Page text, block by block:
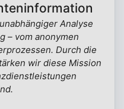
Analyse
– vom anonymen
Durch die
wir diese Mission